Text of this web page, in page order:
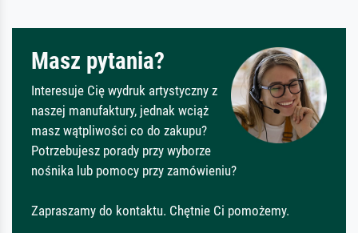
Masz pytania?
Interesuje Cię wydruk artystyczny z
naszej manufaktury, jednak wciąż
masz wątpliwości co do zakupu?
Potrzebujesz porady przy wyborze
nośnika lub pomocy przy zamówieniu?
Zapraszamy do kontaktu. Chętnie Ci pomożemy.